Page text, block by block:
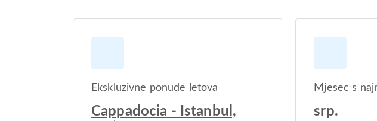
Ekskluzivne ponude letova
Cappadocia - Istanbul,
Mjesec s
srp.